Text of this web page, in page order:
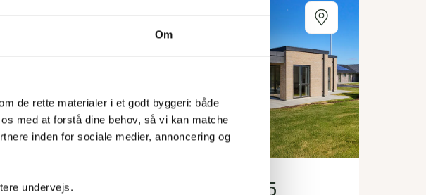
Om
de rette materialer i et godt byggeri: både
med at forstå dine behov, så vi kan matche
inden for sociale medier, annoncering og
undervejs.
9
Gilmosehaven 105